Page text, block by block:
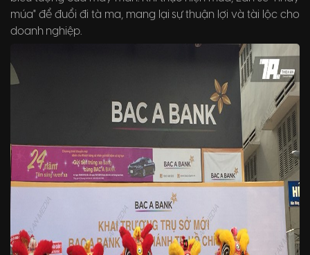
múa" để đuổi đi tà ma, mang lại sự thuận lợi và tài lộc cho
doanh nghiệp.